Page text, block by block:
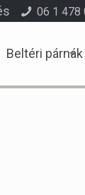
06 1 478
Beltéri párnák